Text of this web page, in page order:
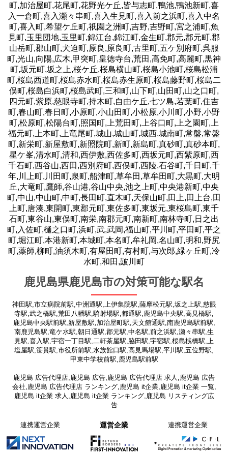
町,加治屋町,花尾町,花野光ケ丘,皆与志町,鴨池,鴨池新町,喜
入一倉町,喜入瀬々串町,喜入生見町,喜入前之浜町,喜入中名
町,喜入町,希望ケ丘町,祇園之洲町,吉野,吉野町,宮之浦町,魚
見町,玉里団地,玉里町,錦江台,錦江町,金生町,郡元,郡元町,郡
山岳町,郡山町,犬迫町,原良,原良町,古里町,五ケ別府町,呉服
町,光山,向陽,広木,甲突町,皇徳寺台,荒田,高免町,高麗町,黒神
町,坂元町,坂之上,桜ケ丘,桜島横山町,桜島小池町,桜島松浦
町,桜島西道町,桜島赤水町,桜島赤生原町,桜島藤野町,桜島二
俣町,桜島白浜町,桜島武町,三和町,山下町,山田町,山之口町,
四元町,紫原,慈眼寺町,持木町,自由ケ丘,七ツ島,若葉町,住吉
町,春山町,春日町,小原町,小山田町,小松原,小川町,小野,小野
町,松原町,松陽台町,照国町,上荒田町,上谷口町,上之園町,上
福元町,上本町,上竜尾町,城山,城山町,城西,城南町,常盤,常盤
町,新栄町,新屋敷町,新照院町,新町,新島町,真砂町,真砂本町,
星ケ峯,清水町,清和,西伊敷,西佐多町,西坂元町,西紫原町,西
千石町,西谷山,西田,西別府町,西俣町,西陵,石谷町,千日町,千
年,川上町,川田町,泉町,船津町,草牟田,草牟田町,大黒町,大明
丘,大竜町,鷹師,谷山港,谷山中央,池之上町,中央港新町,中央
町,中山,中山町,中町,長田町,直木町,天保山町,田上,田上台,田
上町,唐湊,東開町,東郡元町,東佐多町,東坂元,東桜島町,東千
石町,東谷山,東俣町,南栄,南郡元町,南新町,南林寺町,日之出
町,入佐町,樋之口町,浜町,武,武岡,福山町,平川町,平田町,平之
町,堀江町,本港新町,本城町,本名町,牟礼岡,名山町,明和,野尻
町,薬師,柳町,油須木町,有屋田町,有村町,与次郎,緑ヶ丘町,冷
水町,和田,皷川町
鹿児島県鹿児島市の対策可能な駅名
神田駅,市立病院前駅,中洲通駅,上伊集院駅,薩摩松元駅,坂之上駅,慈眼
寺駅,武之橋駅,荒田八幡駅,騎射場駅,都通駅,鹿児島中央駅,高見橋駅,
鹿児島中央駅前駅,新屋敷駅,加治屋町駅,天文館通駅,南鹿児島駅前駅,
南鹿児島駅,竜ケ水駅,朝日通駅,郡元駅,中名駅,前之浜駅,瀬々串駅,生
見駅,喜入駅,宇宿一丁目駅,二軒茶屋駅,脇田駅,宇宿駅,桜島桟橋駅,上
塩屋駅,笹貫駅,市役所前駅,水族館口駅,高見馬場駅,平川駅,五位野駅,
甲東中学校前駅,鹿児島駅前駅
鹿児島 広告代理店,鹿児島 広告,鹿児島 広告代理店 求人,鹿児島 広告
会社,鹿児島 広告代理店 ランキング,鹿児島 it企業,鹿児島 it企業 一覧,
鹿児島 it企業 求人,鹿児島 it企業 ランキング,鹿児島 リスティング広
告
連携運営企業 運営企業 連携運営企業